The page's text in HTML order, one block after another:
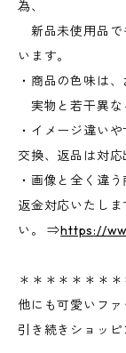
為、
新品未使用品で
います。
・商品の色味は
実物と若干異な
・イメージ違い
交換、返品は対応
・画像と全く違
返金対応いたし
い。 ⇒https://
＊＊＊＊＊＊＊
他にも可愛いファ
引き続きショッピ